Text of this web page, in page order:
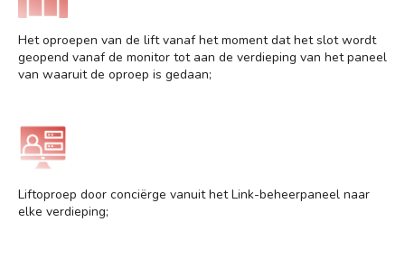
Het oproepen van de lift vanaf het moment dat het slot wordt
geopend vanaf de monitor tot aan de verdieping van het paneel
van waaruit de oproep is gedaan;
Liftoproep door conciërge vanuit het Link-beheerpaneel naar
elke verdieping;